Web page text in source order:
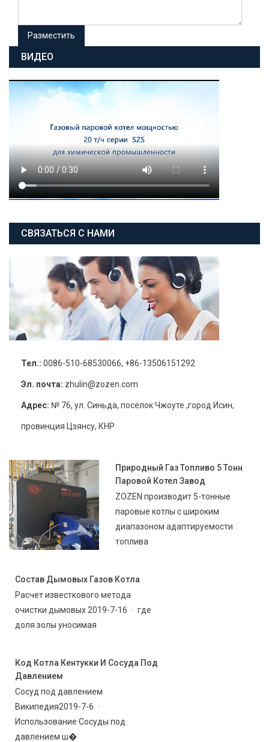
ВИДЕО
СВЯЗАТЬСЯ С НАМИ
Тел.: 0086-510-68530066, +86-13506151292
Эл. почта: zhulin@zozen.com
Адрес: № 76, ул. Синьда, посёлок Чжоуте ,город Исин,
провинция Цзянсу, КНР
Природный Газ Топливо 5 Тонн
Паровой Котел Завод
ZOZEN производит 5-тонные
паровые котлы с широким
диапазоном адаптируемости
топлива
Состав Дымовых Газов Котла
Расчет известкового метода
очистки дымовых 2019-7-16 · где
доля золы уносимая
Код Котла Кентукки И Сосуда Под
Давлением
Сосуд под давлением
Википедия2019-7-6 ·
Использование Сосуды под
давлением ш�